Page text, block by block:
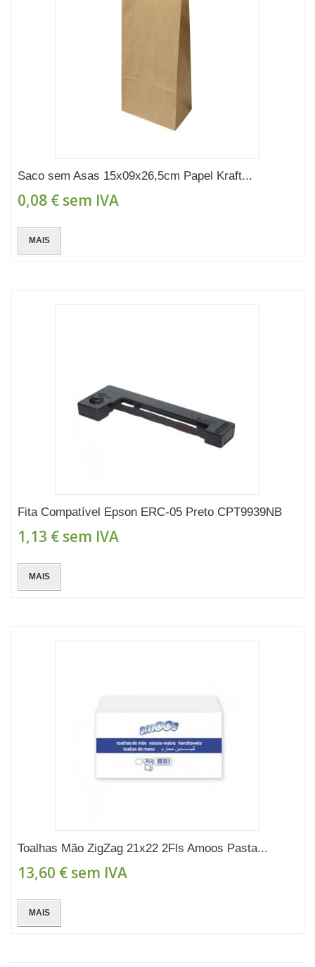
Saco sem Asas 15x09x26,5cm Papel Kraft...
0,08 € sem IVA
MAIS
Fita Compatível Epson ERC-05 Preto CPT9939NB
1,13 € sem IVA
MAIS
Toalhas Mão ZigZag 21x22 2Fls Amoos Pasta...
13,60 € sem IVA
MAIS